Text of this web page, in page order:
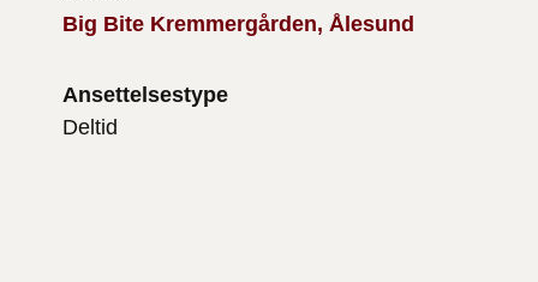
Big Bite Kremmergården, Ålesund
Ansettelsestype
Deltid